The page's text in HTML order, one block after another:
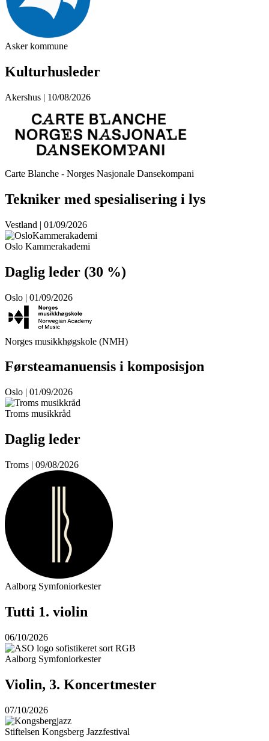
Asker kommune
Kulturhusleder
Akershus | 10/08/2026
Carte Blanche - Norges Nasjonale Dansekompani
Tekniker med spesialisering i lys
Vestland | 01/09/2026
Oslo Kammerakademi
Daglig leder (30 %)
Oslo | 01/09/2026
Norges musikkhøgskole (NMH)
Førsteamanuensis i komposisjon
Oslo | 01/09/2026
Troms musikkråd
Daglig leder
Troms | 09/08/2026
Aalborg Symfoniorkester
Tutti 1. violin
06/10/2026
Aalborg Symfoniorkester
Violin, 3. Koncertmester
07/10/2026
Stiftelsen Kongsberg Jazzfestival